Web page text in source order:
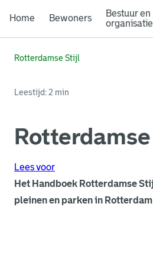
Home Bewoners
Bestuur en
organisatie
Rotterdamse Stijl
Leestijd: 2 min
Lees voor
Het Handboek Rotterdamse
pleinen en parken in